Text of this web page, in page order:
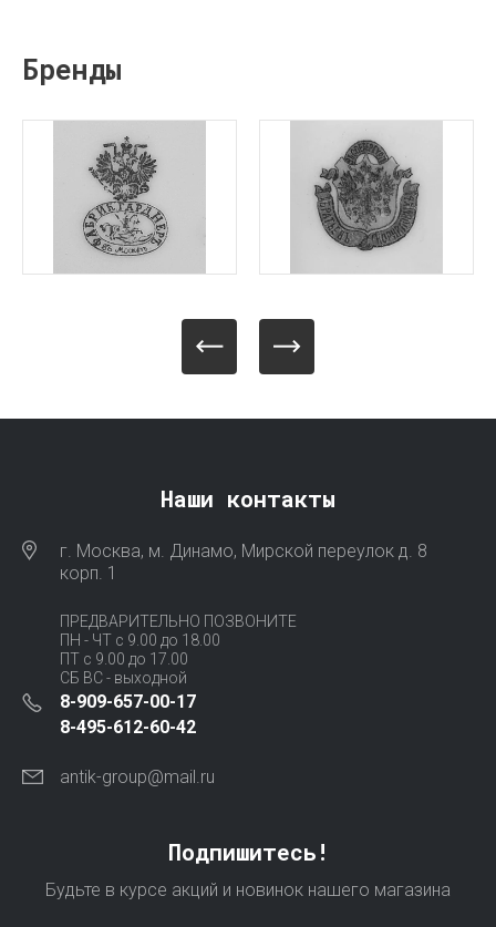
Бренды
Наши контакты
г. Москва, м. Динамо, Мирской переулок д. 8
корп. 1
ПРЕДВАРИТЕЛЬНО ПОЗВОНИТЕ
ПН - ЧТ с 9.00 до 18.00
ПТ с 9.00 до 17.00
СБ ВС - выходной
8-909-657-00-17
8-495-612-60-42
antik-group@mail.ru
Подпишитесь!
Будьте в курсе акций и новинок нашего магазина